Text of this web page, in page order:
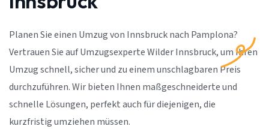
Planen Sie einen Umzug von Innsbruck nach Pamplona?
Vertrauen Sie auf Umzugsexperte Wilder Innsbruck, um Ihren
Umzug schnell, sicher und zu einem unschlagbaren Preis
durchzuführen. Wir bieten Ihnen maßgeschneiderte und
schnelle Lösungen, perfekt auch für diejenigen, die
kurzfristig umziehen müssen.